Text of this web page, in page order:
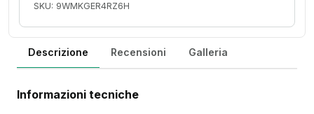
SKU: 9WMKGER4RZ6H
Descrizione Recensioni Galleria
Informazioni tecniche